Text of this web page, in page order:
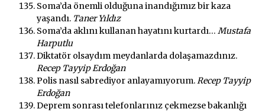
Soma’da önemli olduğuna inandığımız bir kaza
yaşandı. Taner Yıldız
Soma’da aklını kullanan hayatını kurtardı…Mustafa
Harputlu
Diktatör olsaydım meydanlarda dolaşamazdınız.
Recep Tayyip Erdoğan
Polis nasıl sabrediyor anlayamıyorum.Recep Tayyip
Erdoğan
Deprem sonrası telefonlarınız çekmezse bakanlığı